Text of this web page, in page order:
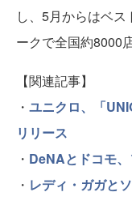
し、5月からはベ
ークで全国約8000
【関連記事】
・ ユニクロ、「
リリース
・ DeNAとドコモ
・ レディ・ガガと